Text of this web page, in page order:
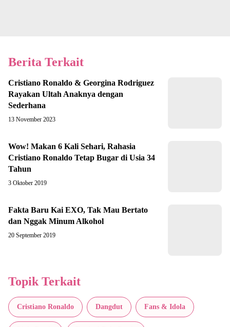
Berita Terkait
Cristiano Ronaldo & Georgina Rodriguez
Rayakan Ultah Anaknya dengan
Sederhana
13 November 2023
Wow! Makan 6 Kali Sehari, Rahasia
Cristiano Ronaldo Tetap Bugar di Usia 34
Tahun
3 Oktober 2019
Fakta Baru Kai EXO, Tak Mau Bertato
dan Nggak Minum Alkohol
20 September 2019
Topik Terkait
Cristiano Ronaldo Dangdut Fans & Idola